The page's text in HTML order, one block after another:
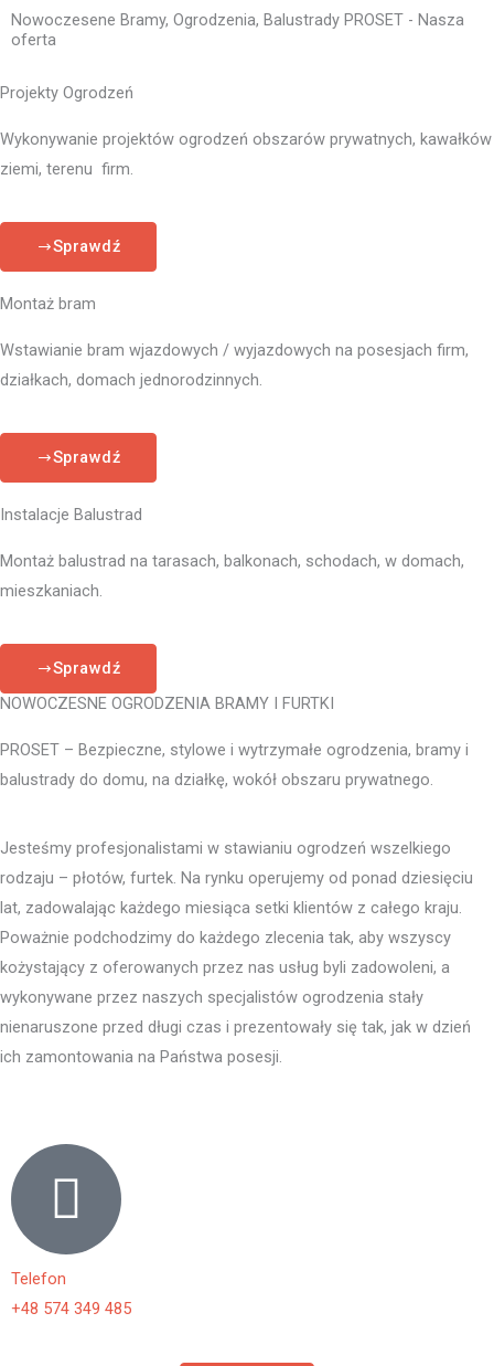
Nowoczesene Bramy, Ogrodzenia, Balustrady PROSET - Nasza
oferta
Projekty Ogrodzeń
Wykonywanie projektów ogrodzeń obszarów prywatnych, kawałków
ziemi, terenu firm.
Sprawdź
Montaż bram
Wstawianie bram wjazdowych / wyjazdowych na posesjach firm,
działkach, domach jednorodzinnych.
Sprawdź
Instalacje Balustrad
Montaż balustrad na tarasach, balkonach, schodach, w domach,
mieszkaniach.
Sprawdź
NOWOCZESNE OGRODZENIA BRAMY I FURTKI
PROSET – Bezpieczne, stylowe i wytrzymałe ogrodzenia, bramy i
balustrady do domu, na działkę, wokół obszaru prywatnego.
Jesteśmy profesjonalistami w stawianiu ogrodzeń wszelkiego
rodzaju – płotów, furtek. Na rynku operujemy od ponad dziesięciu
lat, zadowalając każdego miesiąca setki klientów z całego kraju.
Poważnie podchodzimy do każdego zlecenia tak, aby wszyscy
kożystający z oferowanych przez nas usług byli zadowoleni, a
wykonywane przez naszych specjalistów ogrodzenia stały
nienaruszone przed długi czas i prezentowały się tak, jak w dzień
ich zamontowania na Państwa posesji.
Telefon
+48 574 349 485